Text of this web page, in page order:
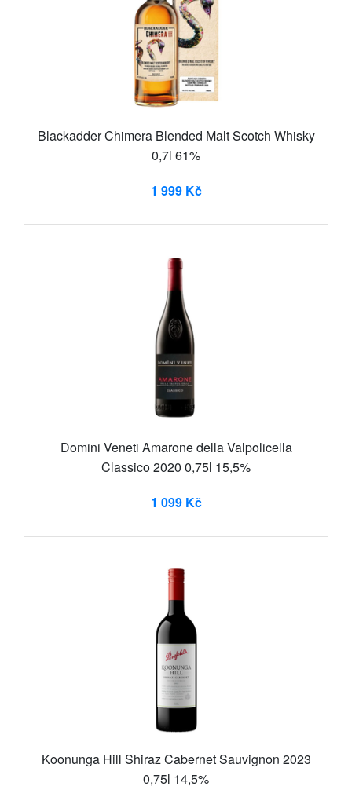
Blackadder Chimera Blended Malt Scotch Whisky
0,7l 61%
1 999 Kč
Domini Veneti Amarone della Valpolicella
Classico 2020 0,75l 15,5%
1 099 Kč
Koonunga Hill Shiraz Cabernet Sauvignon 2023
0,75l 14,5%